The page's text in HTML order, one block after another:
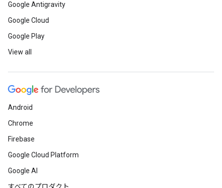
Google Antigravity
Google Cloud
Google Play
View all
Android
Chrome
Firebase
Google Cloud Platform
Google AI